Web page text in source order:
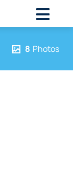
8 Photos